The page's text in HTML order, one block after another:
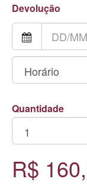
Devolução
Quantidade
R$